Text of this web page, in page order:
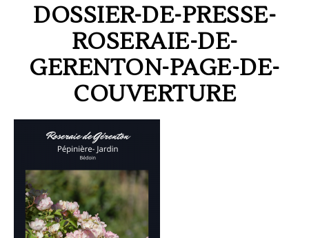
DOSSIER-DE-PRESSE-
ROSERAIE-DE-
GERENTON-PAGE-DE-
COUVERTURE